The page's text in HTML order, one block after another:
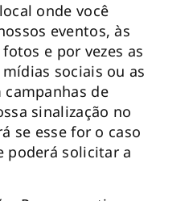
onde você
eventos, às
e por vezes as
sociais ou as
de
sinalização no
se esse for o caso
poderá solicitar a